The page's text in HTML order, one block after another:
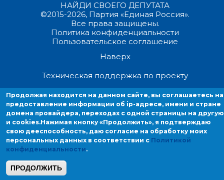
НАЙДИ СВОЕГО ДЕПУТАТА
©2015-2026, Партия «Единая Россия».
Все права защищены.
Политика конфиденциальности
Пользовательское соглашение
Наверх
Техническая поддержка по проекту
Продолжая находиться на данном сайте, вы соглашаетесь на
предоставление информации об ip-адресе, имени и стране домена
провайдера, переходах с одной страницы на другую и cookies.
Продолжая находится на данном сайте, вы соглашаетесь на
предоставление информации об ip-адресе, имени и стране
домена провайдера, переходах с одной страницы на другую
и cookies.Нажимая кнопку «Продолжить», я подтверждаю
свою дееспособность, даю согласие на обработку моих
персональных данных в соответствии с Политикой
конфиденциальности.
ПРОДОЛЖИТЬ